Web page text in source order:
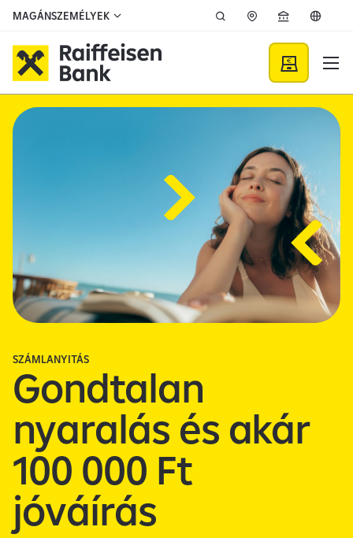
Ugrás a fő tartalomhoz
MAGÁNSZEMÉLYEK
Raiffeisen Bank - Raiffeisen
SZÁMLANYITÁS
Gondtalan
nyaralás és akár
100 000 Ft
jóváírás